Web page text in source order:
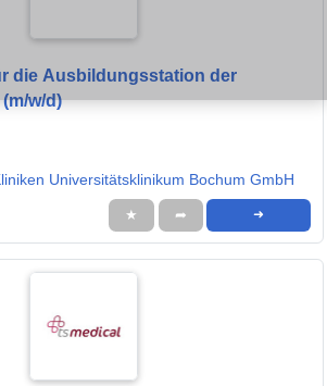
die Ausbildungsstation der
w/d)
Universitätsklinikum Bochum GmbH
★ ➦ ➜